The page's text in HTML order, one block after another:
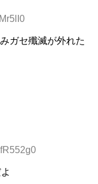
ガセ殲滅が外れた